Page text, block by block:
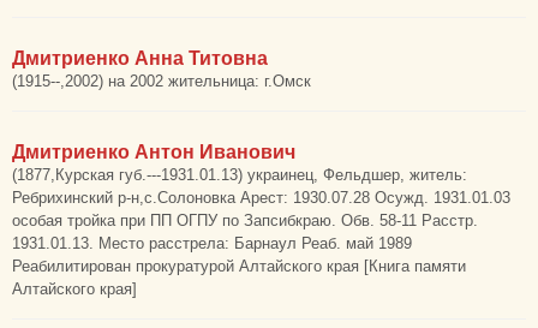
Дмитриенко Анна Титовна
(1915--,2002) на 2002 жительница: г.Омск
Дмитриенко Антон Иванович
(1877,Курская губ.---1931.01.13) украинец, Фельдшер, житель:
Ребрихинский р-н,с.Солоновка Арест: 1930.07.28 Осужд. 1931.01.03
особая тройка при ПП ОГПУ по Запсибкраю. Обв. 58-11 Расстр.
1931.01.13. Место расстрела: Барнаул Реаб. май 1989
Реабилитирован прокуратурой Алтайского края [Книга памяти
Алтайского края]